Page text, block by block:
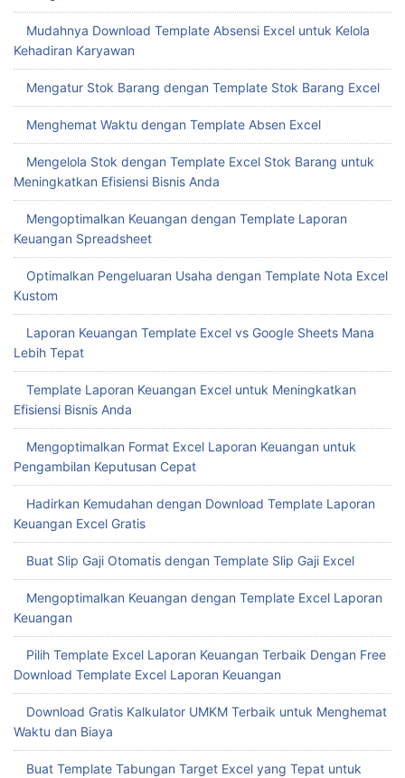
Mudahnya Download Template Absensi Excel untuk Kelola
Kehadiran Karyawan
Mengatur Stok Barang dengan Template Stok Barang Excel
Menghemat Waktu dengan Template Absen Excel
Mengelola Stok dengan Template Excel Stok Barang untuk
Meningkatkan Efisiensi Bisnis Anda
Mengoptimalkan Keuangan dengan Template Laporan
Keuangan Spreadsheet
Optimalkan Pengeluaran Usaha dengan Template Nota Excel
Kustom
Laporan Keuangan Template Excel vs Google Sheets Mana
Lebih Tepat
Template Laporan Keuangan Excel untuk Meningkatkan
Efisiensi Bisnis Anda
Mengoptimalkan Format Excel Laporan Keuangan untuk
Pengambilan Keputusan Cepat
Hadirkan Kemudahan dengan Download Template Laporan
Keuangan Excel Gratis
Buat Slip Gaji Otomatis dengan Template Slip Gaji Excel
Mengoptimalkan Keuangan dengan Template Excel Laporan
Keuangan
Pilih Template Excel Laporan Keuangan Terbaik Dengan Free
Download Template Excel Laporan Keuangan
Download Gratis Kalkulator UMKM Terbaik untuk Menghemat
Waktu dan Biaya
Buat Template Tabungan Target Excel yang Tepat untuk